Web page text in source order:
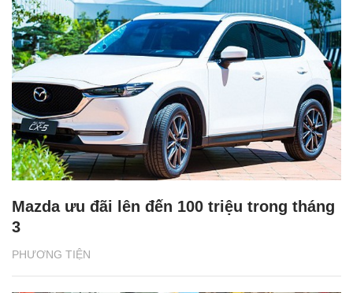
PHƯƠNG TIỆN
Mazda ưu đãi lên đến 100 triệu trong tháng
3